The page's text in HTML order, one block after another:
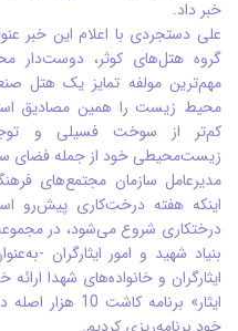
خبر داد.
علی دستجردی با اعلام این خبر
گروه هتل‌های کوثر،
مهم‌ترین مولفه‌ تمایز یک هتل
محیط زیست را همین مصادیق
کم‌تر از سوخت فسیلی و
زیست‌محیطی خود از جمله فضای
مدیرعامل سازمان مجتمع‌های
درختکاری شروع می‌شود، در
بنیاد شهید و امور ایثارگران -
ایثارگران و خانواده‌های شهدا
ایثار» برنامه